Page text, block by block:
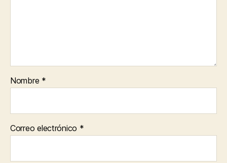
Nombre *
Correo electrónico *